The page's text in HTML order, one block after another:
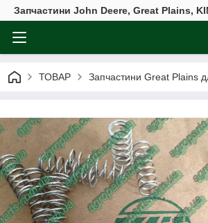
Запчастини John Deere, Great Plains,
ТОВАР Запчастини Great Plains